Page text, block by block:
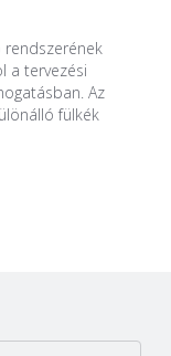
rendszerének
a tervezési
Az
fülkék